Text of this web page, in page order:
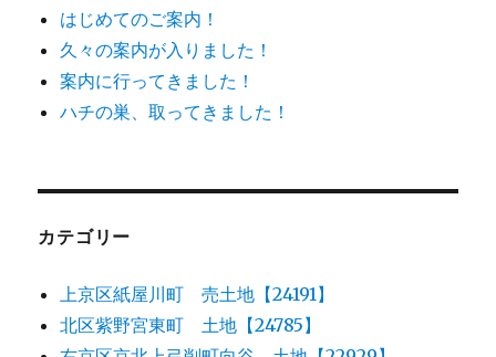
はじめてのご案内！
久々の案内が入りました！
案内に行ってきました！
ハチの巣、取ってきました！
カテゴリー
上京区紙屋川町 売土地【24191】
北区紫野宮東町 土地【24785】